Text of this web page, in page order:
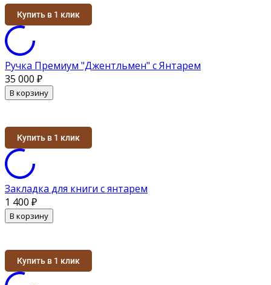
Купить в 1 клик
Ручка Премиум "Джентльмен" с Янтарем
35 000 ₽
В корзину
Купить в 1 клик
Закладка для книги с янтарем
1 400 ₽
В корзину
Купить в 1 клик